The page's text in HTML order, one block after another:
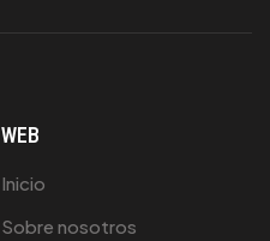
WEB
Inicio
Sobre nosotros